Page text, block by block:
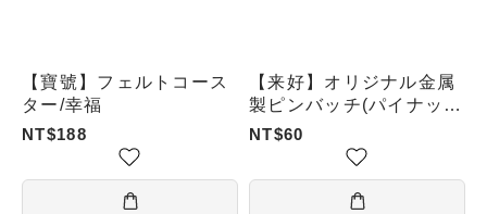
【寶號】フェルトコース
ター/幸福
NT$188
【来好】オリジナル金属
製ピンバッチ(パイナップ
ル)
NT$60